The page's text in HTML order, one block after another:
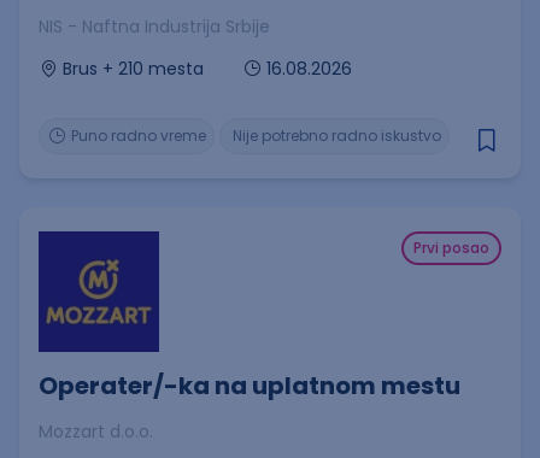
NIS - Naftna Industrija Srbije
Brus + 210 mesta
16.08.2026
Nije potrebno radno iskustvo
Puno radno vreme
Prvi posao
Operater/-ka na uplatnom mestu
Mozzart d.o.o.